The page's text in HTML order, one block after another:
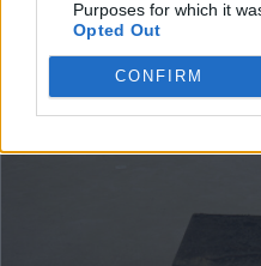
Purposes for which it
Opted Out
CONFIRM